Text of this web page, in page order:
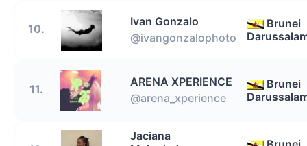
10.
Ivan Gonzalo
@ivangonzalophoto
Brunei
11.
ARENA XPERIENCE
@arena_xperience
Brunei
Jaciana